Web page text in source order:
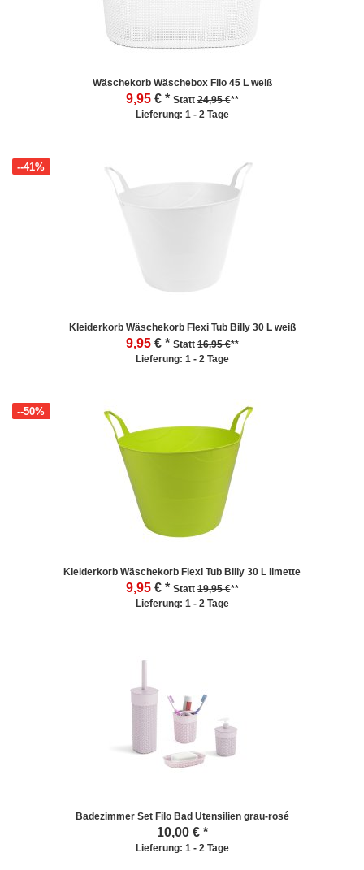
Wäschekorb Wäschebox Filo 45 L weiß
9,95 € * Statt24,95 €**
Lieferung: 1 - 2 Tage
Kleiderkorb Wäschekorb Flexi Tub Billy 30 L weiß
9,95
--41%
€ * Statt16,95 €**
Lieferung: 1 - 2 Tage
Kleiderkorb Wäschekorb Flexi Tub Billy 30 L limette
9,95
--50%
€ * Statt19,95 €**
Lieferung: 1 - 2 Tage
Badezimmer Set Filo Bad Utensilien grau-rosé
10,00€ *
Lieferung: 1 - 2 Tage